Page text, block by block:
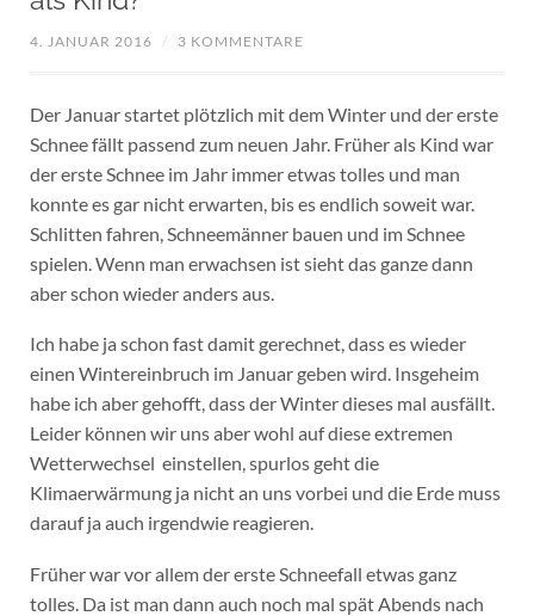
4. JANUAR 2016 / 3 KOMMENTARE
Der Januar startet plötzlich mit dem Winter und der erste
Schnee fällt passend zum neuen Jahr. Früher als Kind war
der erste Schnee im Jahr immer etwas tolles und man
konnte es gar nicht erwarten, bis es endlich soweit war.
Schlitten fahren, Schneemänner bauen und im Schnee
spielen. Wenn man erwachsen ist sieht das ganze dann
aber schon wieder anders aus.
Ich habe ja schon fast damit gerechnet, dass es wieder
einen Wintereinbruch im Januar geben wird. Insgeheim
habe ich aber gehofft, dass der Winter dieses mal ausfällt.
Leider können wir uns aber wohl auf diese extremen
Wetterwechsel einstellen, spurlos geht die
Klimaerwärmung ja nicht an uns vorbei und die Erde muss
darauf ja auch irgendwie reagieren.
Früher war vor allem der erste Schneefall etwas ganz
tolles. Da ist man dann auch noch mal spät Abends nach